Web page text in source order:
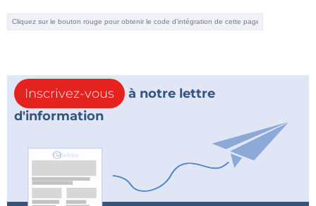
Inscrivez-vous
à notre lettre
d'information